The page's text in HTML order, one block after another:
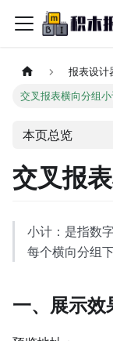
报表设计
交叉报表横向分组
本页总览
交叉报
小计：是指数
每个横向分组
一、展示效